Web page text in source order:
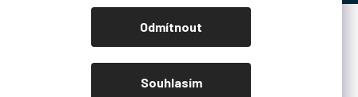
Odmítnout
Souhlasím
Copyright 2026 . Všechna práva vyhrazena.
Upravit nastavení cookies